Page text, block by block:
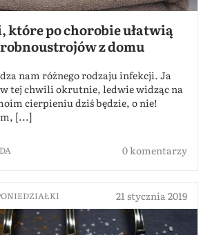
które po chorobie ułatwią
z domu
nam różnego rodzaju infekcji. Ja
w tej chwili okrutnie, ledwie widząc na
cierpieniu dziś będzie, o nie!
[...]
0 komentarzy
21 stycznia 2019